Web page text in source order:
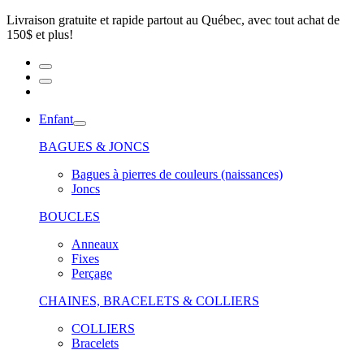
Livraison gratuite et rapide partout au Québec, avec tout achat de
150$ et plus!
Enfant
BAGUES & JONCS
Bagues à pierres de couleurs (naissances)
Joncs
BOUCLES
Anneaux
Fixes
Perçage
CHAINES, BRACELETS & COLLIERS
COLLIERS
Bracelets